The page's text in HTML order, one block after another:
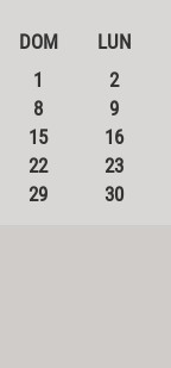
DOM LUN
1
2
8
9
15
16
22
23
29
30